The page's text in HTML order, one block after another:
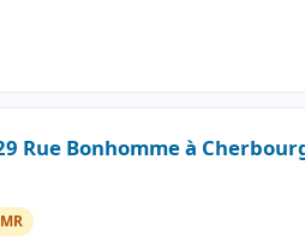
Rue Bonhomme à